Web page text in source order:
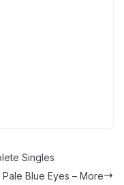
Singles
Pale Blue Eyes – More